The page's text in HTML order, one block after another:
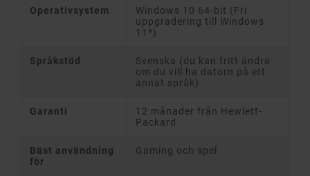
Operativsystem
Windows 10 64-bit (Fri
uppgradering till Windows
11*)
Språkstöd
Svenska (du kan fritt ändra
om du vill ha datorn på ett
annat språk)
Garanti
12 månader från Hewlett-
Packard
Bäst användning
för
Gaming och spel